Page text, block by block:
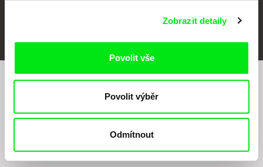
Zobrazit detaily
Povolit vše
Povolit výběr
Odmítnout
Visions du Réel
Chcete být pravidelně informováni o našem
filmovém programu?